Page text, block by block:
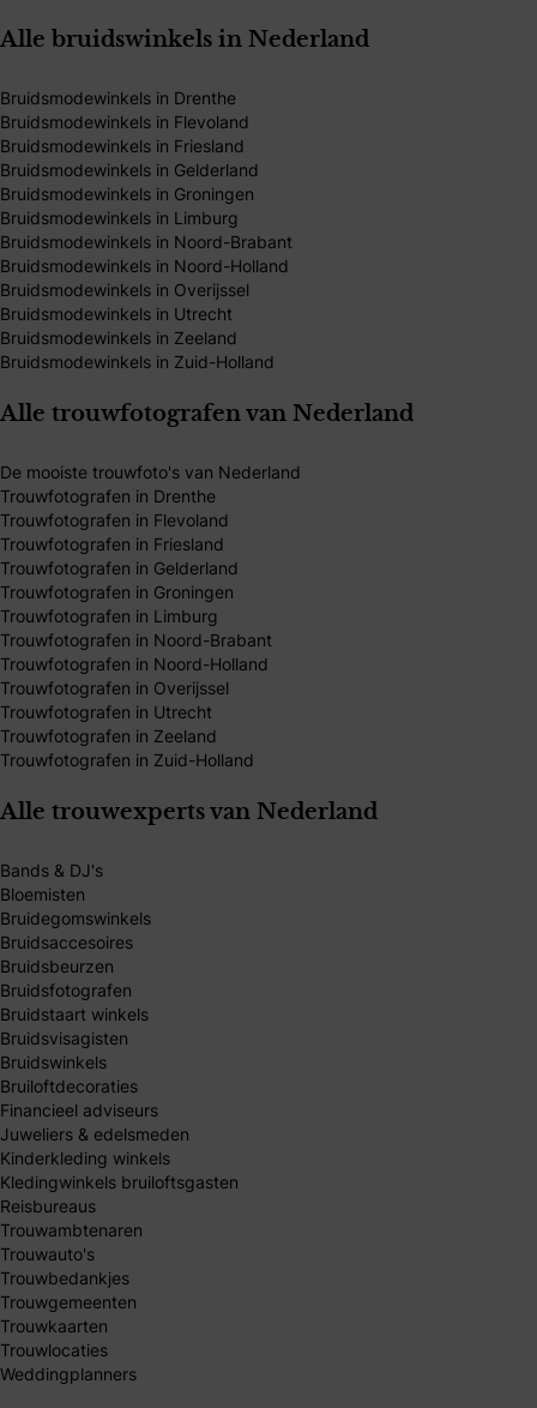
Alle bruidswinkels in Nederland
Bruidsmodewinkels in Drenthe
Bruidsmodewinkels in Flevoland
Bruidsmodewinkels in Friesland
Bruidsmodewinkels in Gelderland
Bruidsmodewinkels in Groningen
Bruidsmodewinkels in Limburg
Bruidsmodewinkels in Noord-Brabant
Bruidsmodewinkels in Noord-Holland
Bruidsmodewinkels in Overijssel
Bruidsmodewinkels in Utrecht
Bruidsmodewinkels in Zeeland
Bruidsmodewinkels in Zuid-Holland
Alle trouwfotografen van Nederland
De mooiste trouwfoto's van Nederland
Trouwfotografen in Drenthe
Trouwfotografen in Flevoland
Trouwfotografen in Friesland
Trouwfotografen in Gelderland
Trouwfotografen in Groningen
Trouwfotografen in Limburg
Trouwfotografen in Noord-Brabant
Trouwfotografen in Noord-Holland
Trouwfotografen in Overijssel
Trouwfotografen in Utrecht
Trouwfotografen in Zeeland
Trouwfotografen in Zuid-Holland
Alle trouwexperts van Nederland
Bands & DJ's
Bloemisten
Bruidegomswinkels
Bruidsaccesoires
Bruidsbeurzen
Bruidsfotografen
Bruidstaart winkels
Bruidsvisagisten
Bruidswinkels
Bruiloftdecoraties
Financieel adviseurs
Juweliers & edelsmeden
Kinderkleding winkels
Kledingwinkels bruiloftsgasten
Reisbureaus
Trouwambtenaren
Trouwauto's
Trouwbedankjes
Trouwgemeenten
Trouwkaarten
Trouwlocaties
Weddingplanners